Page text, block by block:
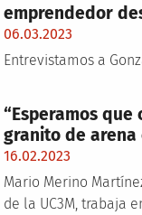
emprendedor
06.03.2023
Entrevistamos a
“Esperamos que
granito de arena
16.02.2023
Mario Merino
de la UC3M, trabaja